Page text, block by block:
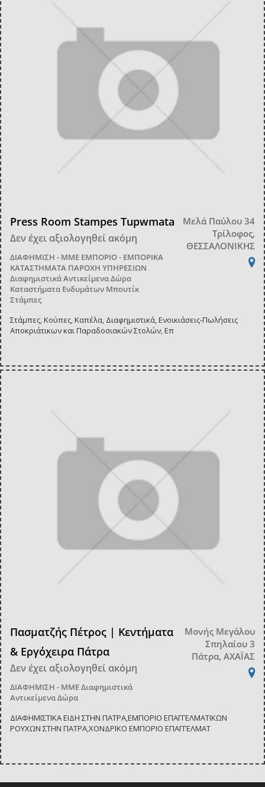
Press Room Stampes Tupwmata
Δεν έχει αξιολογηθεί ακόμη
ΔΙΑΦΗΜΙΣΗ - ΜΜΕ ΕΜΠΟΡΙΟ - ΕΜΠΟΡΙΚΑ
ΚΑΤΑΣΤΗΜΑΤΑ ΠΑΡΟΧΗ ΥΠΗΡΕΣΙΩΝ
Διαφημιστικά Αντικείμενα Δώρα
Καταστήματα Ενδυμάτων Μπουτίκ
Στάμπες
Μελά Παύλου 34
Τρίλοφος,
ΘΕΣΣΑΛΟΝΙΚΗΣ
Στάμπες, Κούπες, Καπέλα, Διαφημιστικά, Ενοικιάσεις-Πωλήσεις
Αποκριάτικων και Παραδοσιακών Στολών, Επ
Πασματζής Πέτρος | Κεντήματα
& Εργόχειρα Πάτρα
Δεν έχει αξιολογηθεί ακόμη
ΔΙΑΦΗΜΙΣΗ - ΜΜΕΔιαφημιστικά
Αντικείμενα Δώρα
Μονής Μεγάλου
Σπηλαίου 3
Πάτρα, ΑΧΑΪΑΣ
ΔΙΑΦΗΜΙΣΤΙΚΑ ΕΙΔΗ ΣΤΗΝ ΠΑΤΡΑ,ΕΜΠΟΡΙΟ ΕΠΑΓΓΕΛΜΑΤΙΚΩΝ
ΡΟΥΧΩΝ ΣΤΗΝ ΠΑΤΡΑ,ΧΟΝΔΡΙΚΟ ΕΜΠΟΡΙΟ ΕΠΑΓΓΕΛΜΑΤ